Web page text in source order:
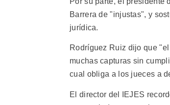
Barrera de "injustas", y
jurídica.
Rodríguez Ruiz dijo que
muchas capturas sin
cual obliga a los jueces a
El director del IEJES